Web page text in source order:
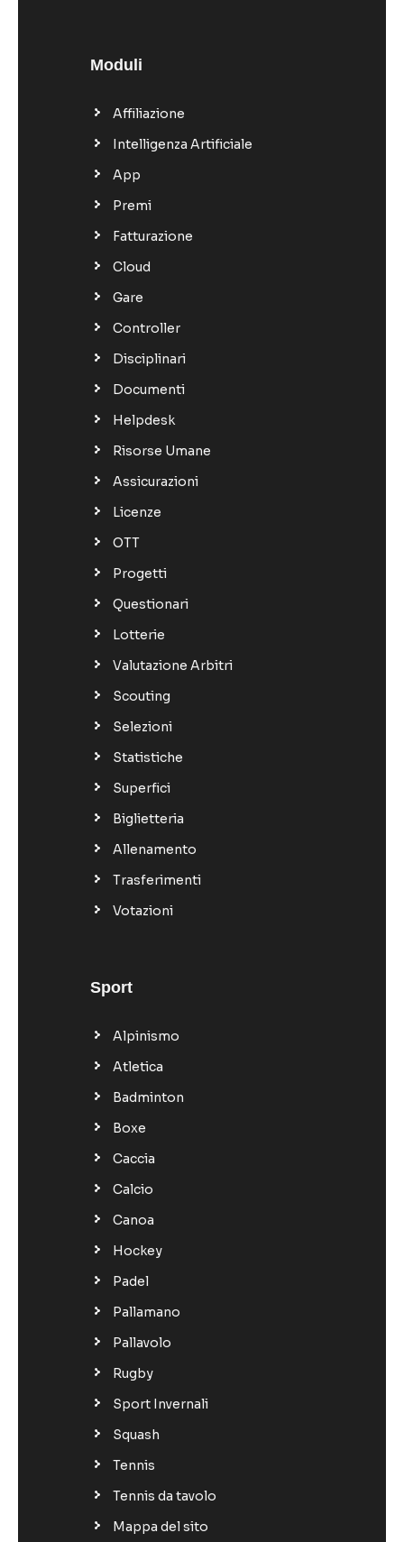
Moduli
Affiliazione
Intelligenza Artificiale
App
Premi
Fatturazione
Cloud
Gare
Controller
Disciplinari
Documenti
Helpdesk
Risorse Umane
Assicurazioni
Licenze
OTT
Progetti
Questionari
Lotterie
Valutazione Arbitri
Scouting
Selezioni
Statistiche
Superfici
Biglietteria
Allenamento
Trasferimenti
Votazioni
Sport
Alpinismo
Atletica
Badminton
Boxe
Caccia
Calcio
Canoa
Hockey
Padel
Pallamano
Pallavolo
Rugby
Sport Invernali
Squash
Tennis
Tennis da tavolo
Mappa del sito